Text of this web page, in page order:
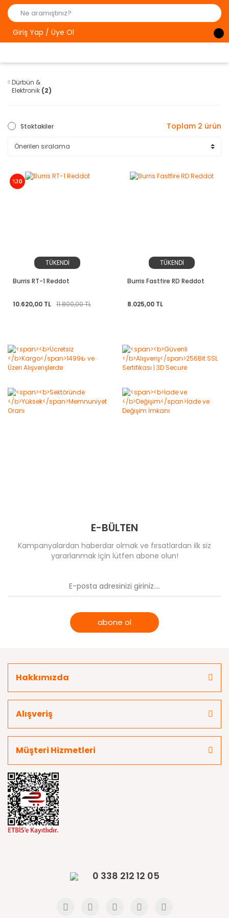
Giriş Yap / Üye Ol
Dürbün &
Elektronik (2)
Stoktakiler Toplam 2 ürün
%10
TÜKENDİ
Burris RT-1 Reddot
10.620,00 TL 11.800,00 TL
TÜKENDİ
Burris Fastfire RD Reddot
8.025,00 TL
E-BÜLTEN
Kampanyalardan haberdar olmak ve fırsatlardan ilk siz
yararlanmak için lütfen abone olun!
abone ol
Hakkımızda
Alışveriş
Müşteri Hizmetleri
0 338 212 12 05